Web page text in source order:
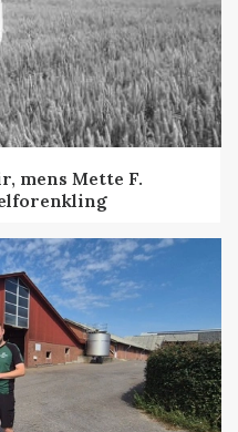
mens Mette F.